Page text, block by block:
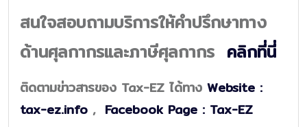
สนใจสอบถามบริการให้คำปรึกษาทาง
ด้านศุลกากรและภาษีศุลกากร คลิกที่นี่
ติดตามข่าวสารของ Tax-EZ ได้ทาง Website :
tax-ez.info , Facebook Page : Tax-EZ